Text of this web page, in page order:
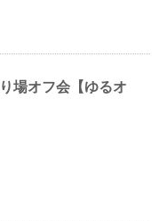
場オフ会【ゆるオ